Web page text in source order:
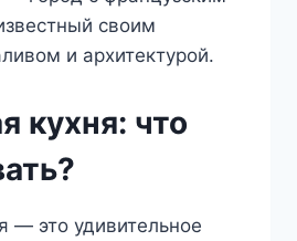
своим
и архитектурой.
кухня: что
— это удивительное